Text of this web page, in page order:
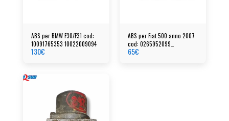
ABS per BMW F30/F31 cod:
10091765353 10022009094
130€
ABS per Fiat 500 anno 2007
cod: 0265952099
0265252447
65€